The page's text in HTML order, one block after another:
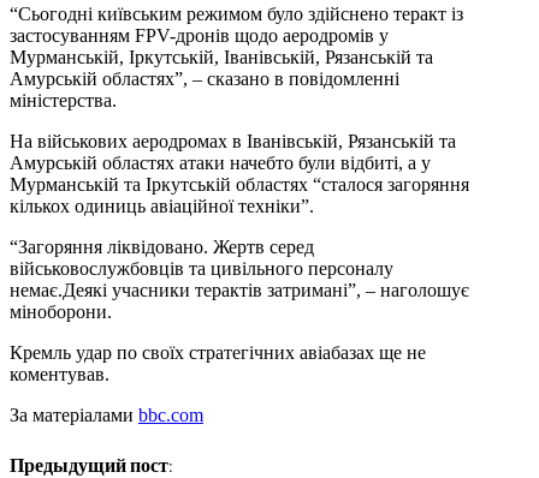
“Сьогодні київським режимом було здійснено теракт із
застосуванням FPV-дронів щодо аеродромів у
Мурманській, Іркутській, Іванівській, Рязанській та
Амурській областях”, – сказано в повідомленні
міністерства.
На військових аеродромах в Іванівській, Рязанській та
Амурській областях атаки начебто були відбиті, а у
Мурманській та Іркутській областях “сталося загоряння
кількох одиниць авіаційної техніки”.
“Загоряння ліквідовано. Жертв серед
військовослужбовців та цивільного персоналу
немає.Деякі учасники терактів затримані”, – наголошує
міноборони.
Кремль удар по своїх стратегічних авіабазах ще не
коментував.
За матеріалами bbc.com
Предыдущий пост: